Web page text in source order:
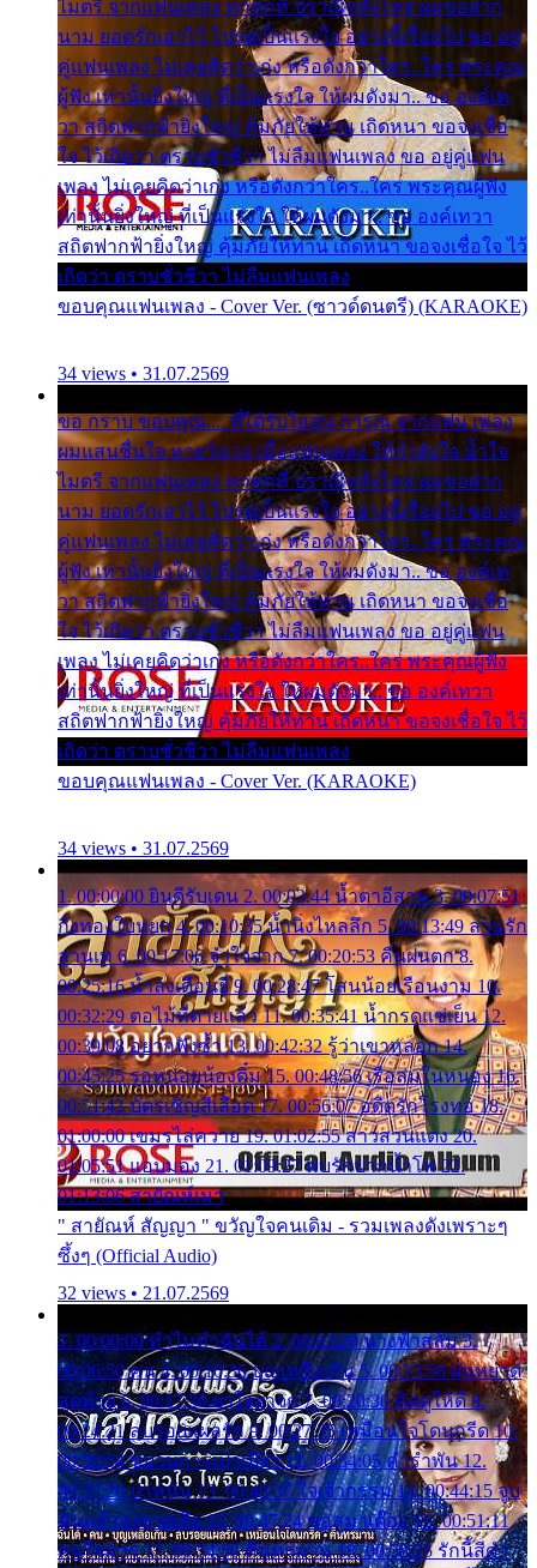
ไมตรี จากแฟนเพลง ทุกทุกที่ ปราณีหลั่งไหล ผมขอฝาก
นาม ยอดรักเอาไว้ โปรดเป็นแรงใจ อย่างนี้เรื่อยไป ขอ อยู่
คู่แฟนเพลง ไม่เคยคิดว่าเก่ง หรือดังกว่าใคร..ใคร พระคุณ
ผู้ฟัง เท่านั้นยิ่งใหญ่ ที่เป็นแรงใจ ให้ผมดังมา.. ขอ องค์เท
วา สถิตฟากฟ้ายิ่งใหญ่ คุ้มภัยให้ท่าน เถิดหนา ขอจงเชื่อ
ใจ ไว้เถิดว่า ตราบชั่วชีวา ไม่ลืมแฟนเพลง ขอ อยู่คู่แฟน
เพลง ไม่เคยคิดว่าเก่ง หรือดังกว่าใคร..ใคร พระคุณผู้ฟัง
เท่านั้นยิ่งใหญ่ ที่เป็นแรงใจ ให้ผมดังมา.. ขอ องค์เทวา
สถิตฟากฟ้ายิ่งใหญ่ คุ้มภัยให้ท่าน เถิดหนา ขอจงเชื่อใจ ไว้
เถิดว่า ตราบชั่วชีวา ไม่ลืมแฟนเพลง
ขอบคุณแฟนเพลง - Cover Ver. (ซาวด์ดนตรี) (KARAOKE)
34 views • 31.07.2569
ขอ กราบ ขอบคุณ.... ที่ได้รับไออุ่น การุณ จากแฟน เพลง
ผมแสนชื่นใจ หายวังเวง เมื่อแฟนเพลง ให้กำลังใจ น้ำใจ
ไมตรี จากแฟนเพลง ทุกทุกที่ ปราณีหลั่งไหล ผมขอฝาก
นาม ยอดรักเอาไว้ โปรดเป็นแรงใจ อย่างนี้เรื่อยไป ขอ อยู่
คู่แฟนเพลง ไม่เคยคิดว่าเก่ง หรือดังกว่าใคร..ใคร พระคุณ
ผู้ฟัง เท่านั้นยิ่งใหญ่ ที่เป็นแรงใจ ให้ผมดังมา.. ขอ องค์เท
วา สถิตฟากฟ้ายิ่งใหญ่ คุ้มภัยให้ท่าน เถิดหนา ขอจงเชื่อ
ใจ ไว้เถิดว่า ตราบชั่วชีวา ไม่ลืมแฟนเพลง ขอ อยู่คู่แฟน
เพลง ไม่เคยคิดว่าเก่ง หรือดังกว่าใคร..ใคร พระคุณผู้ฟัง
เท่านั้นยิ่งใหญ่ ที่เป็นแรงใจ ให้ผมดังมา.. ขอ องค์เทวา
สถิตฟากฟ้ายิ่งใหญ่ คุ้มภัยให้ท่าน เถิดหนา ขอจงเชื่อใจ ไว้
เถิดว่า ตราบชั่วชีวา ไม่ลืมแฟนเพลง
ขอบคุณแฟนเพลง - Cover Ver. (KARAOKE)
34 views • 31.07.2569
1. 00:00:00 ยินดีรับเดน 2. 00:03:44 น้ำตาอีสาน 3. 00:07:51
กิ่งทองใบหยก 4. 00:10:35 น้ำนิ่งไหลลึก 5. 00:13:49 ลานรัก
ลานเท 6. 00:17:06 จำใจจาก 7. 00:20:53 คืนฝนตก 8.
00:25:16 น้ำลงเดือนยี่ 9. 00:28:47 โสนน้อยเรือนงาม 10.
00:32:29 ตอไม้ที่ตายแล้ว 11. 00:35:41 น้ำกรดแช่เย็น 12.
00:39:08 อยากฟังซ้ำ 13. 00:42:32 รู้ว่าเขาหลอก 14.
00:45:25 รอหน่อยน้องติ๋ม 15. 00:48:56 เรือล่มในหนอง 16.
00:51:43 บัตรเชิญสีเลือด 17. 00:56:07 อดีตรักโรงทอ 18.
01:00:00 เขมรไล่ควาย 19. 01:02:55 สาวสวนแตง 20.
01:05:51 แอบมอง 21. 01:09:27 พบรักปากน้ำโพ 22.
01:13:06 สายัณห์เมา
" สายัณห์ สัญญา " ขวัญใจคนเดิม - รวมเพลงดังเพราะๆ
ซึ้งๆ (Official Audio)
32 views • 21.07.2569
1. 00:00:00 ทำไมทำฉันได้ 2. 00:03:20 นางฟ้าสลัม 3.
00:06:50 คน 4. 00:10:36 บุญเหลือเกิน 5. 00:13:58 ฝนหยาด
สุดท้าย 6. 00:17:30 ยาใจยาจก 7. 00:20:30 คิดดูให้ดี 8.
00:24:21 ลบรอยแผลรัก 9. 00:27:35 เหมือนใจโดนกรีด 10.
00:30:54 ขบวนการเปาเปียว 11. 00:34:05 คำรำพัน 12.
00:37:20 ปาหนัน 13. 00:40:37 ใจเจ้ากรรม 14. 00:44:15 จูบ
ฉันแล้วจงตายเสีย 15. 00:47:24 ขอสูมาเต๊อะ 16. 00:51:11
คนใจมาร 17. 00:54:50 คืนทรมาน 18. 00:58:25 รักนี้สีดำ